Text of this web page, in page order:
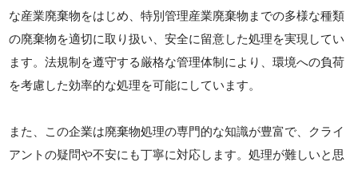
な産業廃棄物をはじめ、特別管理産業廃棄物までの多様な種類
の廃棄物を適切に取り扱い、安全に留意した処理を実現してい
ます。法規制を遵守する厳格な管理体制により、環境への負荷
を考慮した効率的な処理を可能にしています。
また、この企業は廃棄物処理の専門的な知識が豊富で、クライ
アントの疑問や不安にも丁寧に対応します。処理が難しいと思